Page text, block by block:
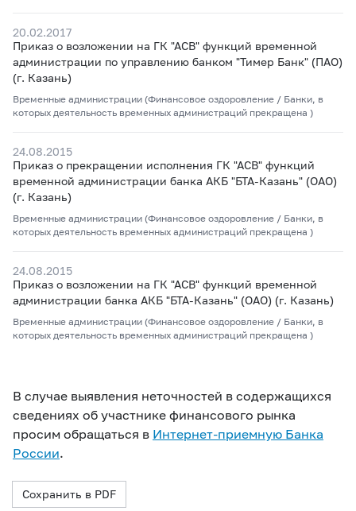
20.02.2017
Приказ о возложении на ГК "АСВ" функций временной
администрации по управлению банком "Тимер Банк" (ПАО)
(г. Казань)
Временные администрации (Финансовое оздоровление / Банки, в
которых деятельность временных администраций прекращена )
24.08.2015
Приказ о прекращении исполнения ГК "АСВ" функций
временной администрации банка АКБ "БТА-Казань" (ОАО)
(г. Казань)
Временные администрации (Финансовое оздоровление / Банки, в
которых деятельность временных администраций прекращена )
24.08.2015
Приказ о возложении на ГК "АСВ" функций временной
администрации банка АКБ "БТА-Казань" (ОАО) (г. Казань)
Временные администрации (Финансовое оздоровление / Банки, в
которых деятельность временных администраций прекращена )
В случае выявления неточностей в содержащихся
сведениях об участнике финансового рынка
просим обращаться в Интернет-приемную Банка
России.
Сохранить в PDF